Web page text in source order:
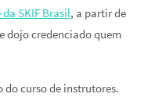
da SKIF Brasil, a partir de
dojo credenciado quem
do curso de instrutores.